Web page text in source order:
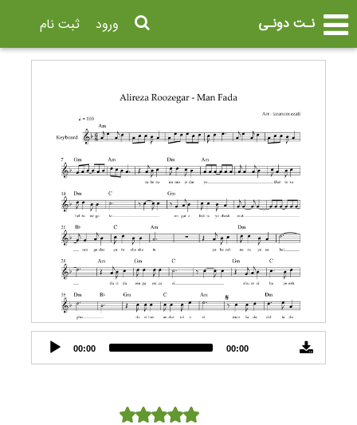
نـت دونـی ثبت نام ورود
Audio
Player
00:00 00:00